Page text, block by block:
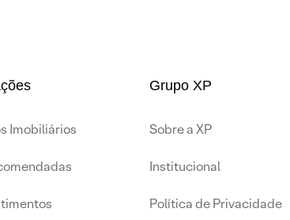
Imobiliários
Grupo XP
Sobre a XP
Institucional
Política de Privacidade